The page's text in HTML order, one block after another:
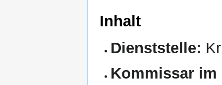
Inhalt
Dienststelle:
Kommissar